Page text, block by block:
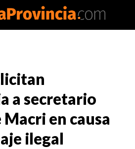
a secretario
en causa
ilegal